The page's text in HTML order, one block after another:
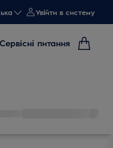
Увійти в систему
Сервісні питання